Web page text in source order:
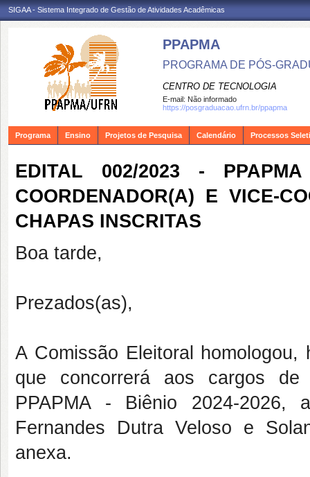
SIGAA - Sistema Integrado de Gestão de Atividades Acadêmicas
PPAPMA
PROGRAMA DE PÓS-
CENTRO DE TECNOLOGIA
E-mail: Não informado
https://posgraduacao.ufrn.br/ppapma
Programa Ensino Projetos de Pesquisa Calendário Processos
EDITAL 002/2023 -
COORDENADOR(A) E VICE-
CHAPAS INSCRITAS
Boa tarde,
Prezados(as),
A Comissão Eleitoral
que concorrerá aos cargos de
PPAPMA - Biênio 2024-
Fernandes Dutra Veloso e
anexa.